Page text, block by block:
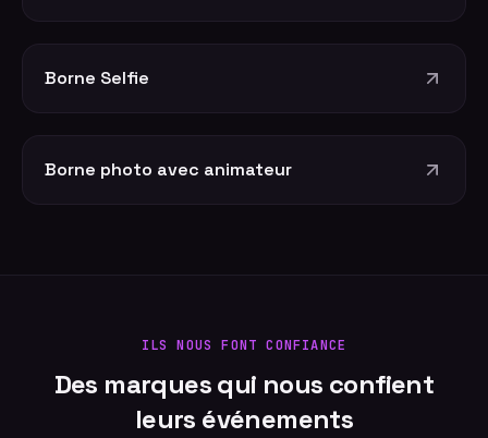
Borne Selfie
Borne photo avec animateur
ILS NOUS FONT CONFIANCE
Des marques qui nous confient
leurs événements